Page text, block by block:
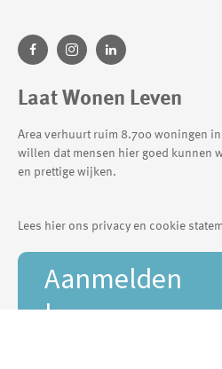
Laat Wonen Leven
Area verhuurt ruim 8.700 woningen
willen dat mensen hier goed kunnen
en prettige wijken.
Lees hier ons privacy en cookie
Aanmelden